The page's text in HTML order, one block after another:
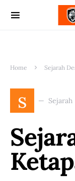
Home Sejarah
s Sejarah